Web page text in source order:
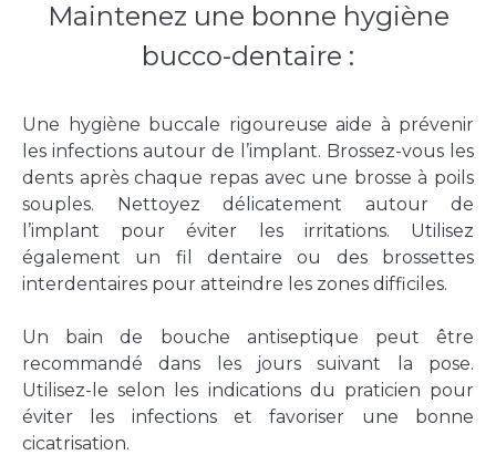
Maintenez une bonne hygiène
bucco-dentaire :
Une hygiène buccale rigoureuse aide à prévenir
les infections autour de l’implant. Brossez-vous les
dents après chaque repas avec une brosse à poils
souples. Nettoyez délicatement autour de
l’implant pour éviter les irritations. Utilisez
également un fil dentaire ou des brossettes
interdentaires pour atteindre les zones difficiles.
Un bain de bouche antiseptique peut être
recommandé dans les jours suivant la pose.
Utilisez-le selon les indications du praticien pour
éviter les infections et favoriser une bonne
cicatrisation.